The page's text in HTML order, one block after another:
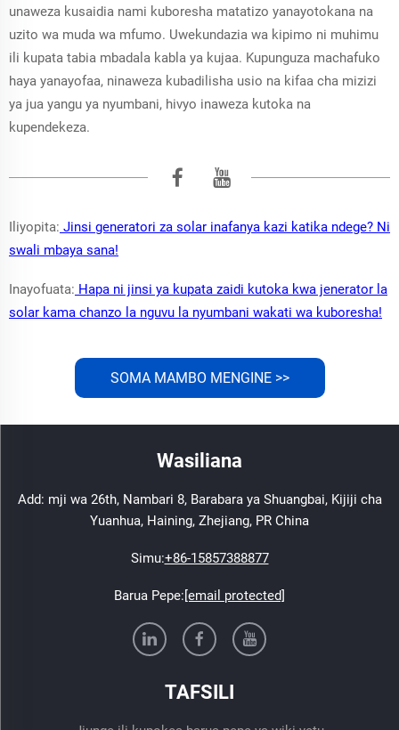
unaweza kusaidia nami kuboresha matatizo yanayotokana na
uzito wa muda wa mfumo. Uwekundazia wa kipimo ni muhimu
ili kupata tabia mbadala kabla ya kujaa. Kupunguza machafuko
haya yanayofaa, ninaweza kubadilisha usio na kifaa cha mizizi
ya jua yangu ya nyumbani, hivyo inaweza kutoka na
kupendekeza.
Iliyopita: Jinsi generatori za solar inafanya kazi katika ndege? Ni
swali mbaya sana!
Inayofuata: Hapa ni jinsi ya kupata zaidi kutoka kwa jenerator la
solar kama chanzo la nguvu la nyumbani wakati wa kuboresha!
SOMA MAMBO MENGINE >>
Wasiliana
Add: mji wa 26th, Nambari 8, Barabara ya Shuangbai, Kijiji cha
Yuanhua, Haining, Zhejiang, PR China
Simu:+86-15857388877
Barua Pepe:[email protected]
TAFSILI